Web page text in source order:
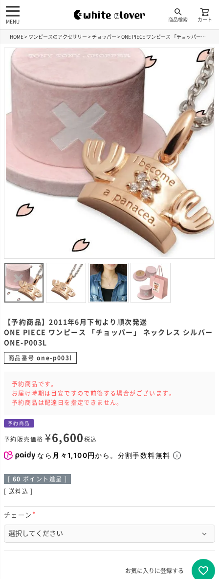
商品検索 カート
MENU
HOME ワンピースのアクセサリー チョッパー ONE PIECE ワンピース 「チョッパー」 ネックレス シルバー ONE-P003L
【予約商品】2011年6月下旬より順次発送
ONE PIECE ワンピース 「チョッパー」 ネックレス シルバー
ONE-P003L
商品番号 one-p003l
予約商品です。
お届け時期は目安ですので前後する場合がございます。
予約商品は配達日を指定できません。
予約商品
予約販売価格 ¥6,600 税込
なら 月々1,100円から。分割手数料無料
[ 60 ポイント進呈 ]
送料込
チェーン
必
須
)
お気に入りに登録する